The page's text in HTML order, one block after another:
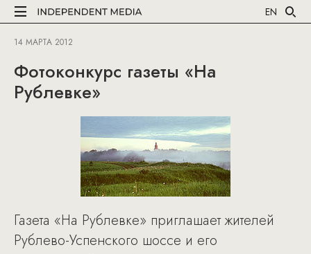
EN
14 МАРТА 2012
Фотоконкурс газеты «На
Рублевке»
Газета «На Рублевке» приглашает жителей
Рублево-Успенского шоссе и его